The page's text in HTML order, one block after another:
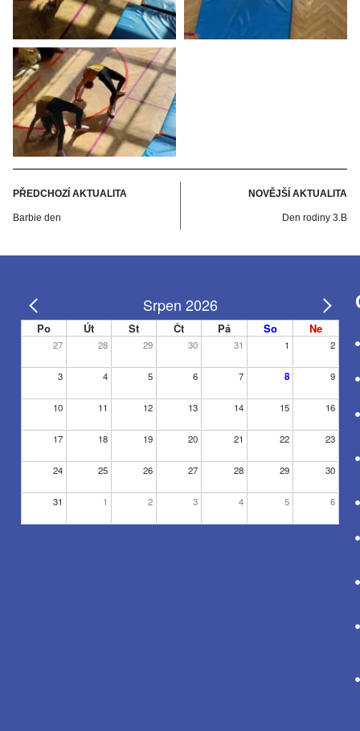
PŘEDCHOZÍ AKTUALITA
Barbie den
NOVĚJŠÍ AKTUALITA
Den rodiny 3.B
Srpen 2026
Po Út St Čt Pá So Ne
27 28 29 30 31 1 2
3 4 5 6 7 8 9
10 11 12 13 14 15 16
17 18 19 20 21 22 23
24 25 26 27 28 29 30
31 1 2 3 4 5 6